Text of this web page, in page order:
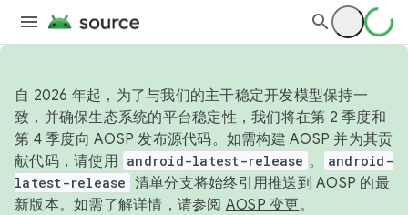
自 2026 年起，为了与我们的主干稳定开发模型保持一
致，并确保生态系统的平台稳定性，我们将在第 2 季度和
第 4 季度向 AOSP 发布源代码。如需构建 AOSP 并为其贡
献代码，请使用 android-latest-release 。
android-
latest-release 清单分支将始终引用推送到 AOSP 的最
新版本。如需了解详情，请参阅 AOSP 变更。